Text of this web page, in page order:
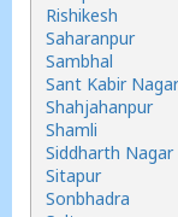
Rishikesh
Saharanpur
Sambhal
Sant Kabir Nagar
Shahjahanpur
Shamli
Siddharth Nagar
Sitapur
Sonbhadra